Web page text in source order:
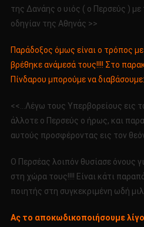
της Δανάης ο υιός ( ο Περσεύς )
οδηγίαν της Αθηνάς >>
Παράδοξος όμως είναι ο τρόπος
βρέθηκε ανάμεσά τους!!!! Στο
Πίνδαρου μπορούμε να διαβάσουμε:
<<…Λέγω τους Υπερβορείους εις
άλλοτε ο Περσεύς ο ήρως, και
αυτούς προσφέροντας εις τον
Ο Περσέας λοιπόν θυσίασε όνους
στη χώρα τους!!!! Είναι κάτι
ποιητής στη συγκεκριμένη ωδή
Ας το αποκωδικοποιήσουμε